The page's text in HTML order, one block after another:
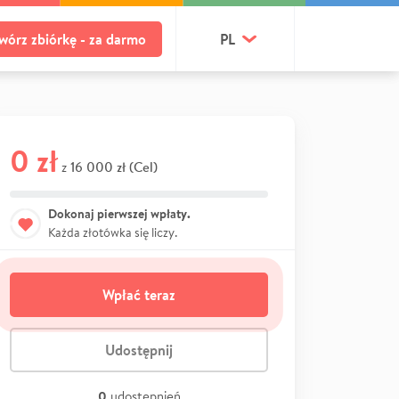
zbiórkę - za darmo PL
0 zł z 16 000 zł (Cel)
Dokonaj pierwszej wpłaty.
Każda złotówka się liczy.
Wpłać teraz
Udostępnij